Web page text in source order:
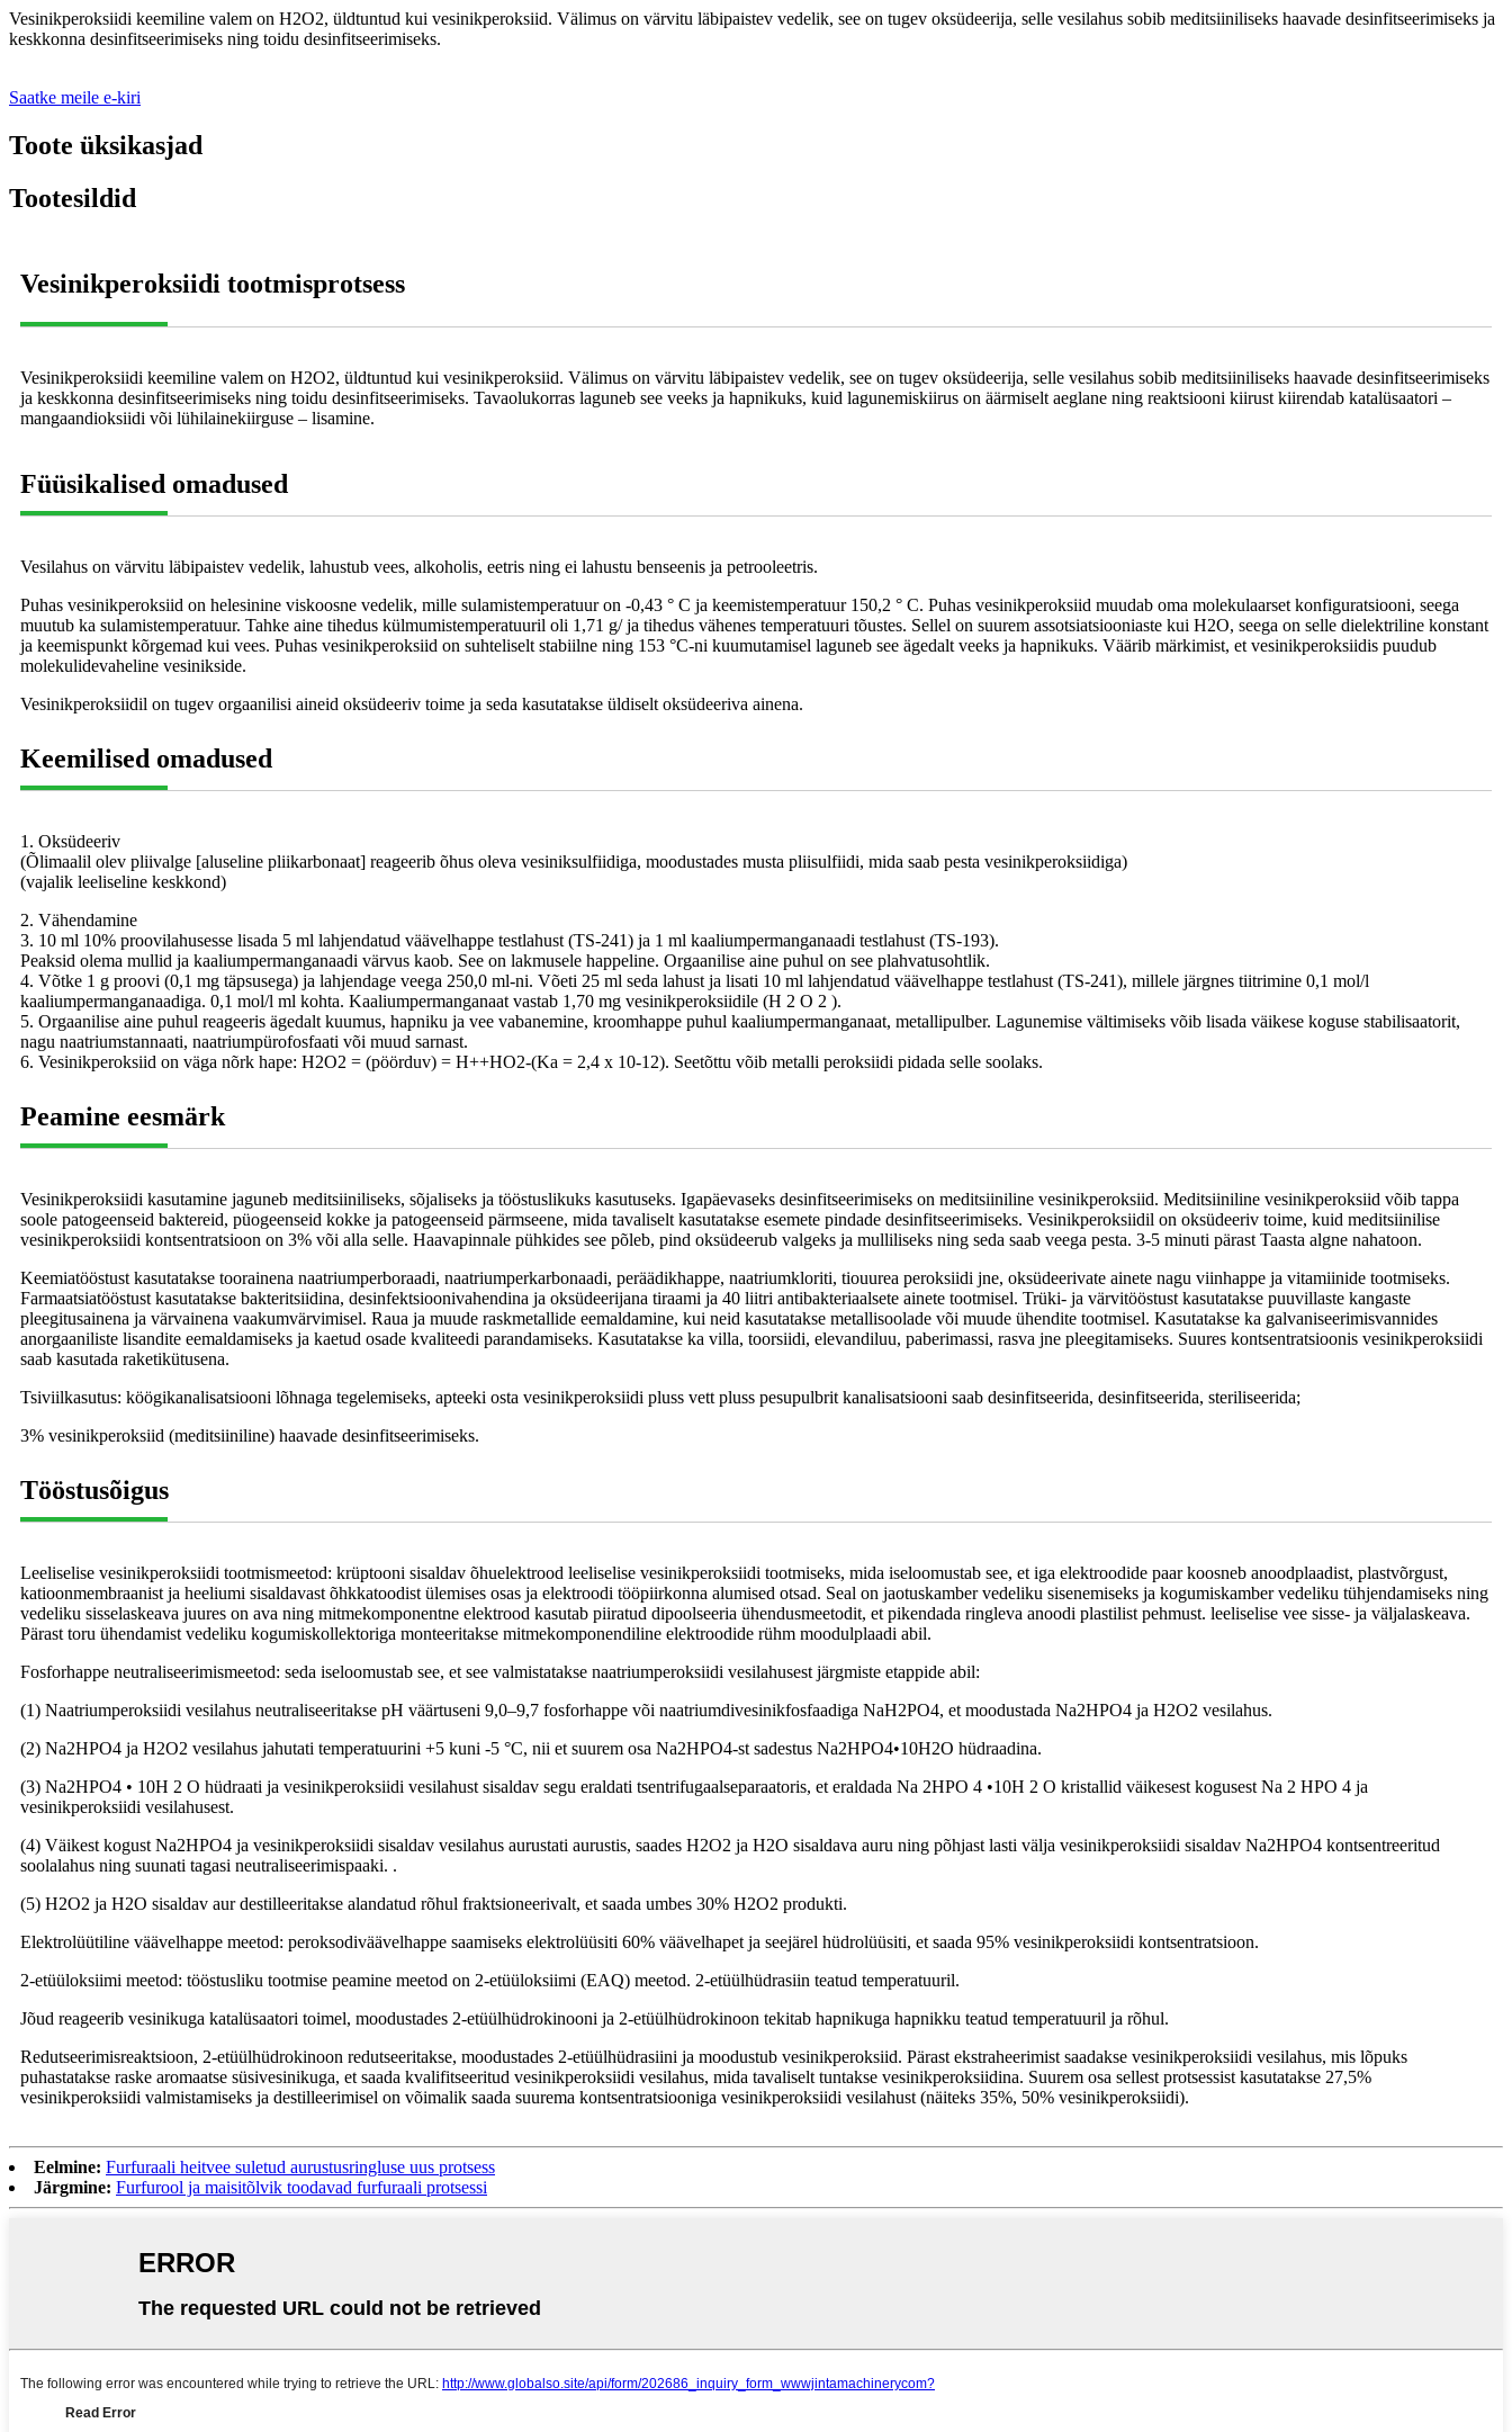
Vesinikperoksiidi keemiline valem on H2O2, üldtuntud kui vesinikperoksiid. Välimus on värvitu läbipaistev vedelik, see on tugev oksüdeerija, selle vesilahus sobib meditsiiniliseks haavade desinfitseerimiseks ja
keskkonna desinfitseerimiseks ning toidu desinfitseerimiseks.
Saatke meile e-kiri
Toote üksikasjad
Tootesildid
Vesinikperoksiidi tootmisprotsess
Vesinikperoksiidi keemiline valem on H2O2, üldtuntud kui vesinikperoksiid. Välimus on värvitu läbipaistev vedelik, see on tugev oksüdeerija, selle vesilahus sobib meditsiiniliseks haavade desinfitseerimiseks
ja keskkonna desinfitseerimiseks ning toidu desinfitseerimiseks. Tavaolukorras laguneb see veeks ja hapnikuks, kuid lagunemiskiirus on äärmiselt aeglane ning reaktsiooni kiirust kiirendab katalüsaatori –
mangaandioksiidi või lühilainekiirguse – lisamine.
Füüsikalised omadused
Vesilahus on värvitu läbipaistev vedelik, lahustub vees, alkoholis, eetris ning ei lahustu benseenis ja petrooleetris.
Puhas vesinikperoksiid on helesinine viskoosne vedelik, mille sulamistemperatuur on -0,43 ° C ja keemistemperatuur 150,2 ° C. Puhas vesinikperoksiid muudab oma molekulaarset konfiguratsiooni, seega
muutub ka sulamistemperatuur. Tahke aine tihedus külmumistemperatuuril oli 1,71 g/ ja tihedus vähenes temperatuuri tõustes. Sellel on suurem assotsiatsiooniaste kui H2O, seega on selle dielektriline konstant
ja keemispunkt kõrgemad kui vees. Puhas vesinikperoksiid on suhteliselt stabiilne ning 153 °C-ni kuumutamisel laguneb see ägedalt veeks ja hapnikuks. Väärib märkimist, et vesinikperoksiidis puudub
molekulidevaheline vesinikside.
Vesinikperoksiidil on tugev orgaanilisi aineid oksüdeeriv toime ja seda kasutatakse üldiselt oksüdeeriva ainena.
Keemilised omadused
1. Oksüdeeriv
(Õlimaalil olev pliivalge [aluseline pliikarbonaat] reageerib õhus oleva vesiniksulfiidiga, moodustades musta pliisulfiidi, mida saab pesta vesinikperoksiidiga)
(vajalik leeliseline keskkond)
2. Vähendamine
3. 10 ml 10% proovilahusesse lisada 5 ml lahjendatud väävelhappe testlahust (TS-241) ja 1 ml kaaliumpermanganaadi testlahust (TS-193).
Peaksid olema mullid ja kaaliumpermanganaadi värvus kaob. See on lakmusele happeline. Orgaanilise aine puhul on see plahvatusohtlik.
4. Võtke 1 g proovi (0,1 mg täpsusega) ja lahjendage veega 250,0 ml-ni. Võeti 25 ml seda lahust ja lisati 10 ml lahjendatud väävelhappe testlahust (TS-241), millele järgnes tiitrimine 0,1 mol/l
kaaliumpermanganaadiga. 0,1 mol/l ml kohta. Kaaliumpermanganaat vastab 1,70 mg vesinikperoksiidile (H 2 O 2 ).
5. Orgaanilise aine puhul reageeris ägedalt kuumus, hapniku ja vee vabanemine, kroomhappe puhul kaaliumpermanganaat, metallipulber. Lagunemise vältimiseks võib lisada väikese koguse stabilisaatorit,
nagu naatriumstannaati, naatriumpürofosfaati või muud sarnast.
6. Vesinikperoksiid on väga nõrk hape: H2O2 = (pöörduv) = H++HO2-(Ka = 2,4 x 10-12). Seetõttu võib metalli peroksiidi pidada selle soolaks.
Peamine eesmärk
Vesinikperoksiidi kasutamine jaguneb meditsiiniliseks, sõjaliseks ja tööstuslikuks kasutuseks. Igapäevaseks desinfitseerimiseks on meditsiiniline vesinikperoksiid. Meditsiiniline vesinikperoksiid võib tappa
soole patogeenseid baktereid, püogeenseid kokke ja patogeenseid pärmseene, mida tavaliselt kasutatakse esemete pindade desinfitseerimiseks. Vesinikperoksiidil on oksüdeeriv toime, kuid meditsiinilise
vesinikperoksiidi kontsentratsioon on 3% või alla selle. Haavapinnale pühkides see põleb, pind oksüdeerub valgeks ja mulliliseks ning seda saab veega pesta. 3-5 minuti pärast Taasta algne nahatoon.
Keemiatööstust kasutatakse toorainena naatriumperboraadi, naatriumperkarbonaadi, peräädikhappe, naatriumkloriti, tiouurea peroksiidi jne, oksüdeerivate ainete nagu viinhappe ja vitamiinide tootmiseks.
Farmaatsiatööstust kasutatakse bakteritsiidina, desinfektsioonivahendina ja oksüdeerijana tiraami ja 40 liitri antibakteriaalsete ainete tootmisel. Trüki- ja värvitööstust kasutatakse puuvillaste kangaste
pleegitusainena ja värvainena vaakumvärvimisel. Raua ja muude raskmetallide eemaldamine, kui neid kasutatakse metallisoolade või muude ühendite tootmisel. Kasutatakse ka galvaniseerimisvannides
anorgaaniliste lisandite eemaldamiseks ja kaetud osade kvaliteedi parandamiseks. Kasutatakse ka villa, toorsiidi, elevandiluu, paberimassi, rasva jne pleegitamiseks. Suures kontsentratsioonis vesinikperoksiidi
saab kasutada raketikütusena.
Tsiviilkasutus: köögikanalisatsiooni lõhnaga tegelemiseks, apteeki osta vesinikperoksiidi pluss vett pluss pesupulbrit kanalisatsiooni saab desinfitseerida, desinfitseerida, steriliseerida;
3% vesinikperoksiid (meditsiiniline) haavade desinfitseerimiseks.
Tööstusõigus
Leeliselise vesinikperoksiidi tootmismeetod: krüptooni sisaldav õhuelektrood leeliselise vesinikperoksiidi tootmiseks, mida iseloomustab see, et iga elektroodide paar koosneb anoodplaadist, plastvõrgust,
katioonmembraanist ja heeliumi sisaldavast õhkkatoodist ülemises osas ja elektroodi tööpiirkonna alumised otsad. Seal on jaotuskamber vedeliku sisenemiseks ja kogumiskamber vedeliku tühjendamiseks ning
vedeliku sisselaskeava juures on ava ning mitmekomponentne elektrood kasutab piiratud dipoolseeria ühendusmeetodit, et pikendada ringleva anoodi plastilist pehmust. leeliselise vee sisse- ja väljalaskeava.
Pärast toru ühendamist vedeliku kogumiskollektoriga monteeritakse mitmekomponendiline elektroodide rühm moodulplaadi abil.
Fosforhappe neutraliseerimismeetod: seda iseloomustab see, et see valmistatakse naatriumperoksiidi vesilahusest järgmiste etappide abil:
(1) Naatriumperoksiidi vesilahus neutraliseeritakse pH väärtuseni 9,0–9,7 fosforhappe või naatriumdivesinikfosfaadiga NaH2PO4, et moodustada Na2HPO4 ja H2O2 vesilahus.
(2) Na2HPO4 ja H2O2 vesilahus jahutati temperatuurini +5 kuni -5 °C, nii et suurem osa Na2HPO4-st sadestus Na2HPO4•10H2O hüdraadina.
(3) Na2HPO4 • 10H 2 O hüdraati ja vesinikperoksiidi vesilahust sisaldav segu eraldati tsentrifugaalseparaatoris, et eraldada Na 2HPO 4 •10H 2 O kristallid väikesest kogusest Na 2 HPO 4 ja
vesinikperoksiidi vesilahusest.
(4) Väikest kogust Na2HPO4 ja vesinikperoksiidi sisaldav vesilahus aurustati aurustis, saades H2O2 ja H2O sisaldava auru ning põhjast lasti välja vesinikperoksiidi sisaldav Na2HPO4 kontsentreeritud
soolalahus ning suunati tagasi neutraliseerimispaaki. .
(5) H2O2 ja H2O sisaldav aur destilleeritakse alandatud rõhul fraktsioneerivalt, et saada umbes 30% H2O2 produkti.
Elektrolüütiline väävelhappe meetod: peroksodiväävelhappe saamiseks elektrolüüsiti 60% väävelhapet ja seejärel hüdrolüüsiti, et saada 95% vesinikperoksiidi kontsentratsioon.
2-etüüloksiimi meetod: tööstusliku tootmise peamine meetod on 2-etüüloksiimi (EAQ) meetod. 2-etüülhüdrasiin teatud temperatuuril.
Jõud reageerib vesinikuga katalüsaatori toimel, moodustades 2-etüülhüdrokinooni ja 2-etüülhüdrokinoon tekitab hapnikuga hapnikku teatud temperatuuril ja rõhul.
Redutseerimisreaktsioon, 2-etüülhüdrokinoon redutseeritakse, moodustades 2-etüülhüdrasiini ja moodustub vesinikperoksiid. Pärast ekstraheerimist saadakse vesinikperoksiidi vesilahus, mis lõpuks
puhastatakse raske aromaatse süsivesinikuga, et saada kvalifitseeritud vesinikperoksiidi vesilahus, mida tavaliselt tuntakse vesinikperoksiidina. Suurem osa sellest protsessist kasutatakse 27,5%
vesinikperoksiidi valmistamiseks ja destilleerimisel on võimalik saada suurema kontsentratsiooniga vesinikperoksiidi vesilahust (näiteks 35%, 50% vesinikperoksiidi).
Eelmine: Furfuraali heitvee suletud aurustusringluse uus protsess
Järgmine: Furfurool ja maisitõlvik toodavad furfuraali protsessi